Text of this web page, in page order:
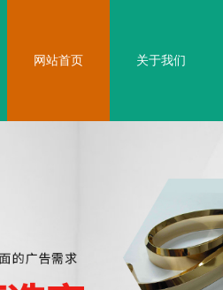
网站首页 关于我们